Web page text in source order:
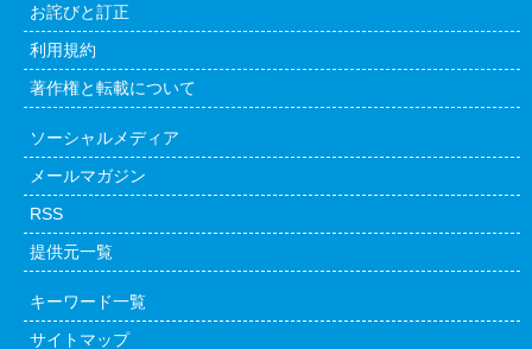
お詫びと訂正
利用規約
著作権と転載について
ソーシャルメディア
メールマガジン
RSS
提供元一覧
キーワード一覧
サイトマップ